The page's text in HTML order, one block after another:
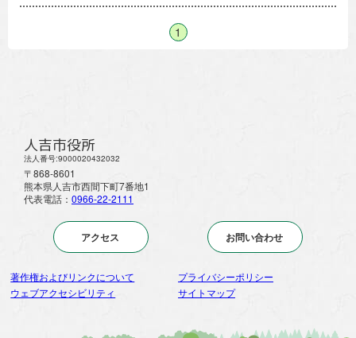
1
人吉市役所
法人番号:9000020432032
〒868-8601
熊本県人吉市西間下町7番地1
代表電話： 0966-22-2111
アクセス お問い合わせ
著作権およびリンクについて
プライバシーポリシー
ウェブアクセシビリティ
サイトマップ